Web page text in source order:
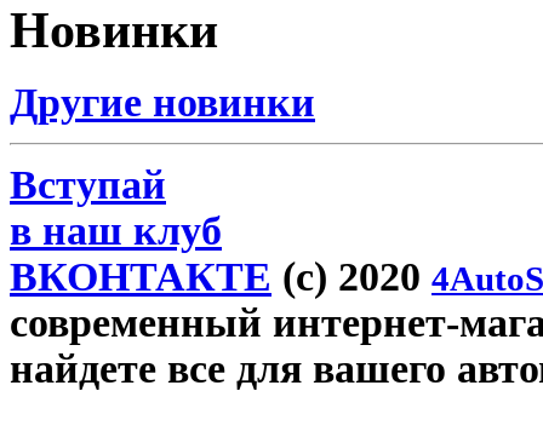
Новинки
Другие новинки
Вступай
в наш клуб
ВКОНТАКТЕ (c) 2020
современный интернет-
найдете все для вашего